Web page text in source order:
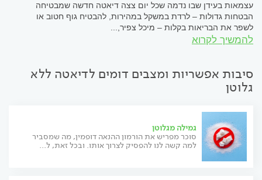
עצמאות בעידן שבו נדמה שכל יום צצה דיאטה חדשה שמבטיחה
הבטחות גדולות – לרדת במשקל במהירות, להבטיח גוף חטוב או
לשפר את הבריאות בקלות – מיכל צפיר,...
להמשיך לקרוא
סיבות אפשריות ומצבים דומים לדיאטה ללא
גלוטן
גמילה מגלוטן
סוכר מפריש את הורמון ההנאה דופמין, מה שמסביר
למה קשה לנו להפסיק לצרוך אותו. ובכל זאת, ל...